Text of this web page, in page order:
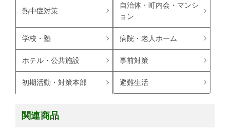
熱中症対策
自治体・町内会・マンシ
ョン
学校・塾 病院・老人ホーム
ホテル・公共施設 事前対策
初期活動・対策本部 避難生活
関連商品